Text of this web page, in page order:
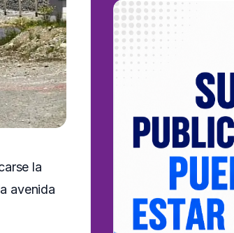
la
avenida